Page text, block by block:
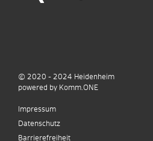
© 2020 - 2024 Heidenheim
powered by Komm.ONE
Impressum
Datenschutz
Barrierefreiheit